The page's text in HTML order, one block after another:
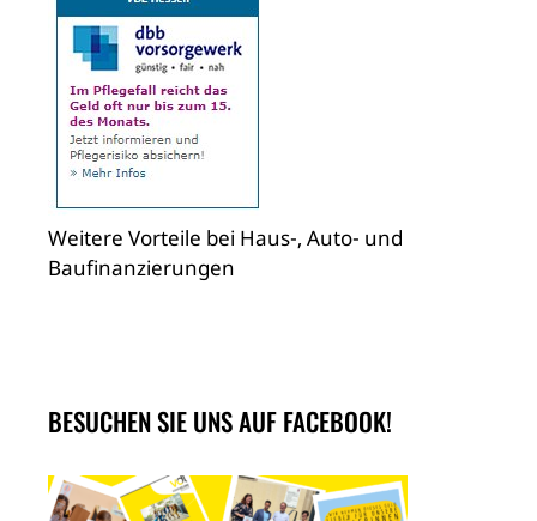
Weitere Vorteile bei Haus-, Auto- und
Baufinanzierungen
BESUCHEN SIE UNS AUF FACEBOOK!